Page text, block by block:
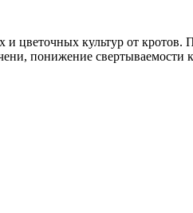
культур от кротов.
понижение свертываемости